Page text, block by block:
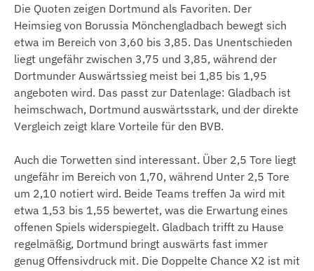
Die Quoten zeigen Dortmund als Favoriten. Der
Heimsieg von Borussia Mönchengladbach bewegt sich
etwa im Bereich von 3,60 bis 3,85. Das Unentschieden
liegt ungefähr zwischen 3,75 und 3,85, während der
Dortmunder Auswärtssieg meist bei 1,85 bis 1,95
angeboten wird. Das passt zur Datenlage: Gladbach ist
heimschwach, Dortmund auswärtsstark, und der direkte
Vergleich zeigt klare Vorteile für den BVB.
Auch die Torwetten sind interessant. Über 2,5 Tore liegt
ungefähr im Bereich von 1,70, während Unter 2,5 Tore
um 2,10 notiert wird. Beide Teams treffen Ja wird mit
etwa 1,53 bis 1,55 bewertet, was die Erwartung eines
offenen Spiels widerspiegelt. Gladbach trifft zu Hause
regelmäßig, Dortmund bringt auswärts fast immer
genug Offensivdruck mit. Die Doppelte Chance X2 ist mit